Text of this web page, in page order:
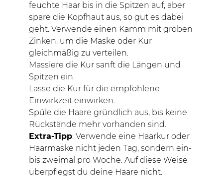
feuchte Haar bis in die Spitzen auf, aber
spare die Kopfhaut aus, so gut es dabei
geht. Verwende einen Kamm mit groben
Zinken, um die Maske oder Kur
gleichmäßig zu verteilen.
Massiere die Kur sanft die Längen und
Spitzen ein.
Lasse die Kur für die empfohlene
Einwirkzeit einwirken.
Spüle die Haare gründlich aus, bis keine
Rückstände mehr vorhanden sind.
Extra-Tipp: Verwende eine Haarkur oder
Haarmaske nicht jeden Tag, sondern ein-
bis zweimal pro Woche. Auf diese Weise
überpflegst du deine Haare nicht.